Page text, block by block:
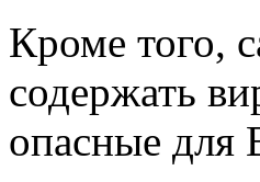
Кроме того,
содержать
опасные для